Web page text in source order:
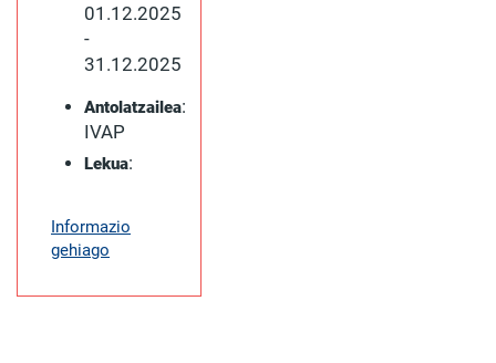
01.12.2025
-
31.12.2025
Antolatzailea:
IVAP
Lekua:
Informazio
gehiago